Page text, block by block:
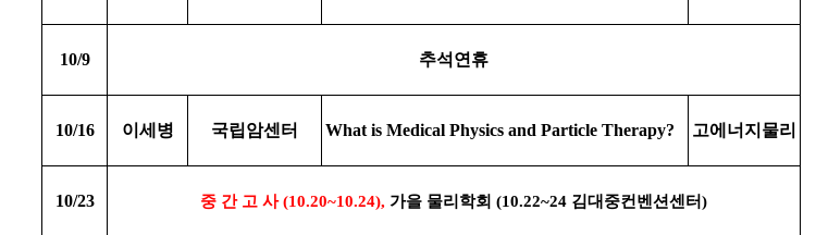
10/9 추석연휴
10/16 이세병 국립암센터 What is Medical Physics and Particle Therapy? 고에너지물리
10/23 중 간 고 사(10.20~10.24), 가을 물리학회 (10.22~24 김대중컨벤션센터)